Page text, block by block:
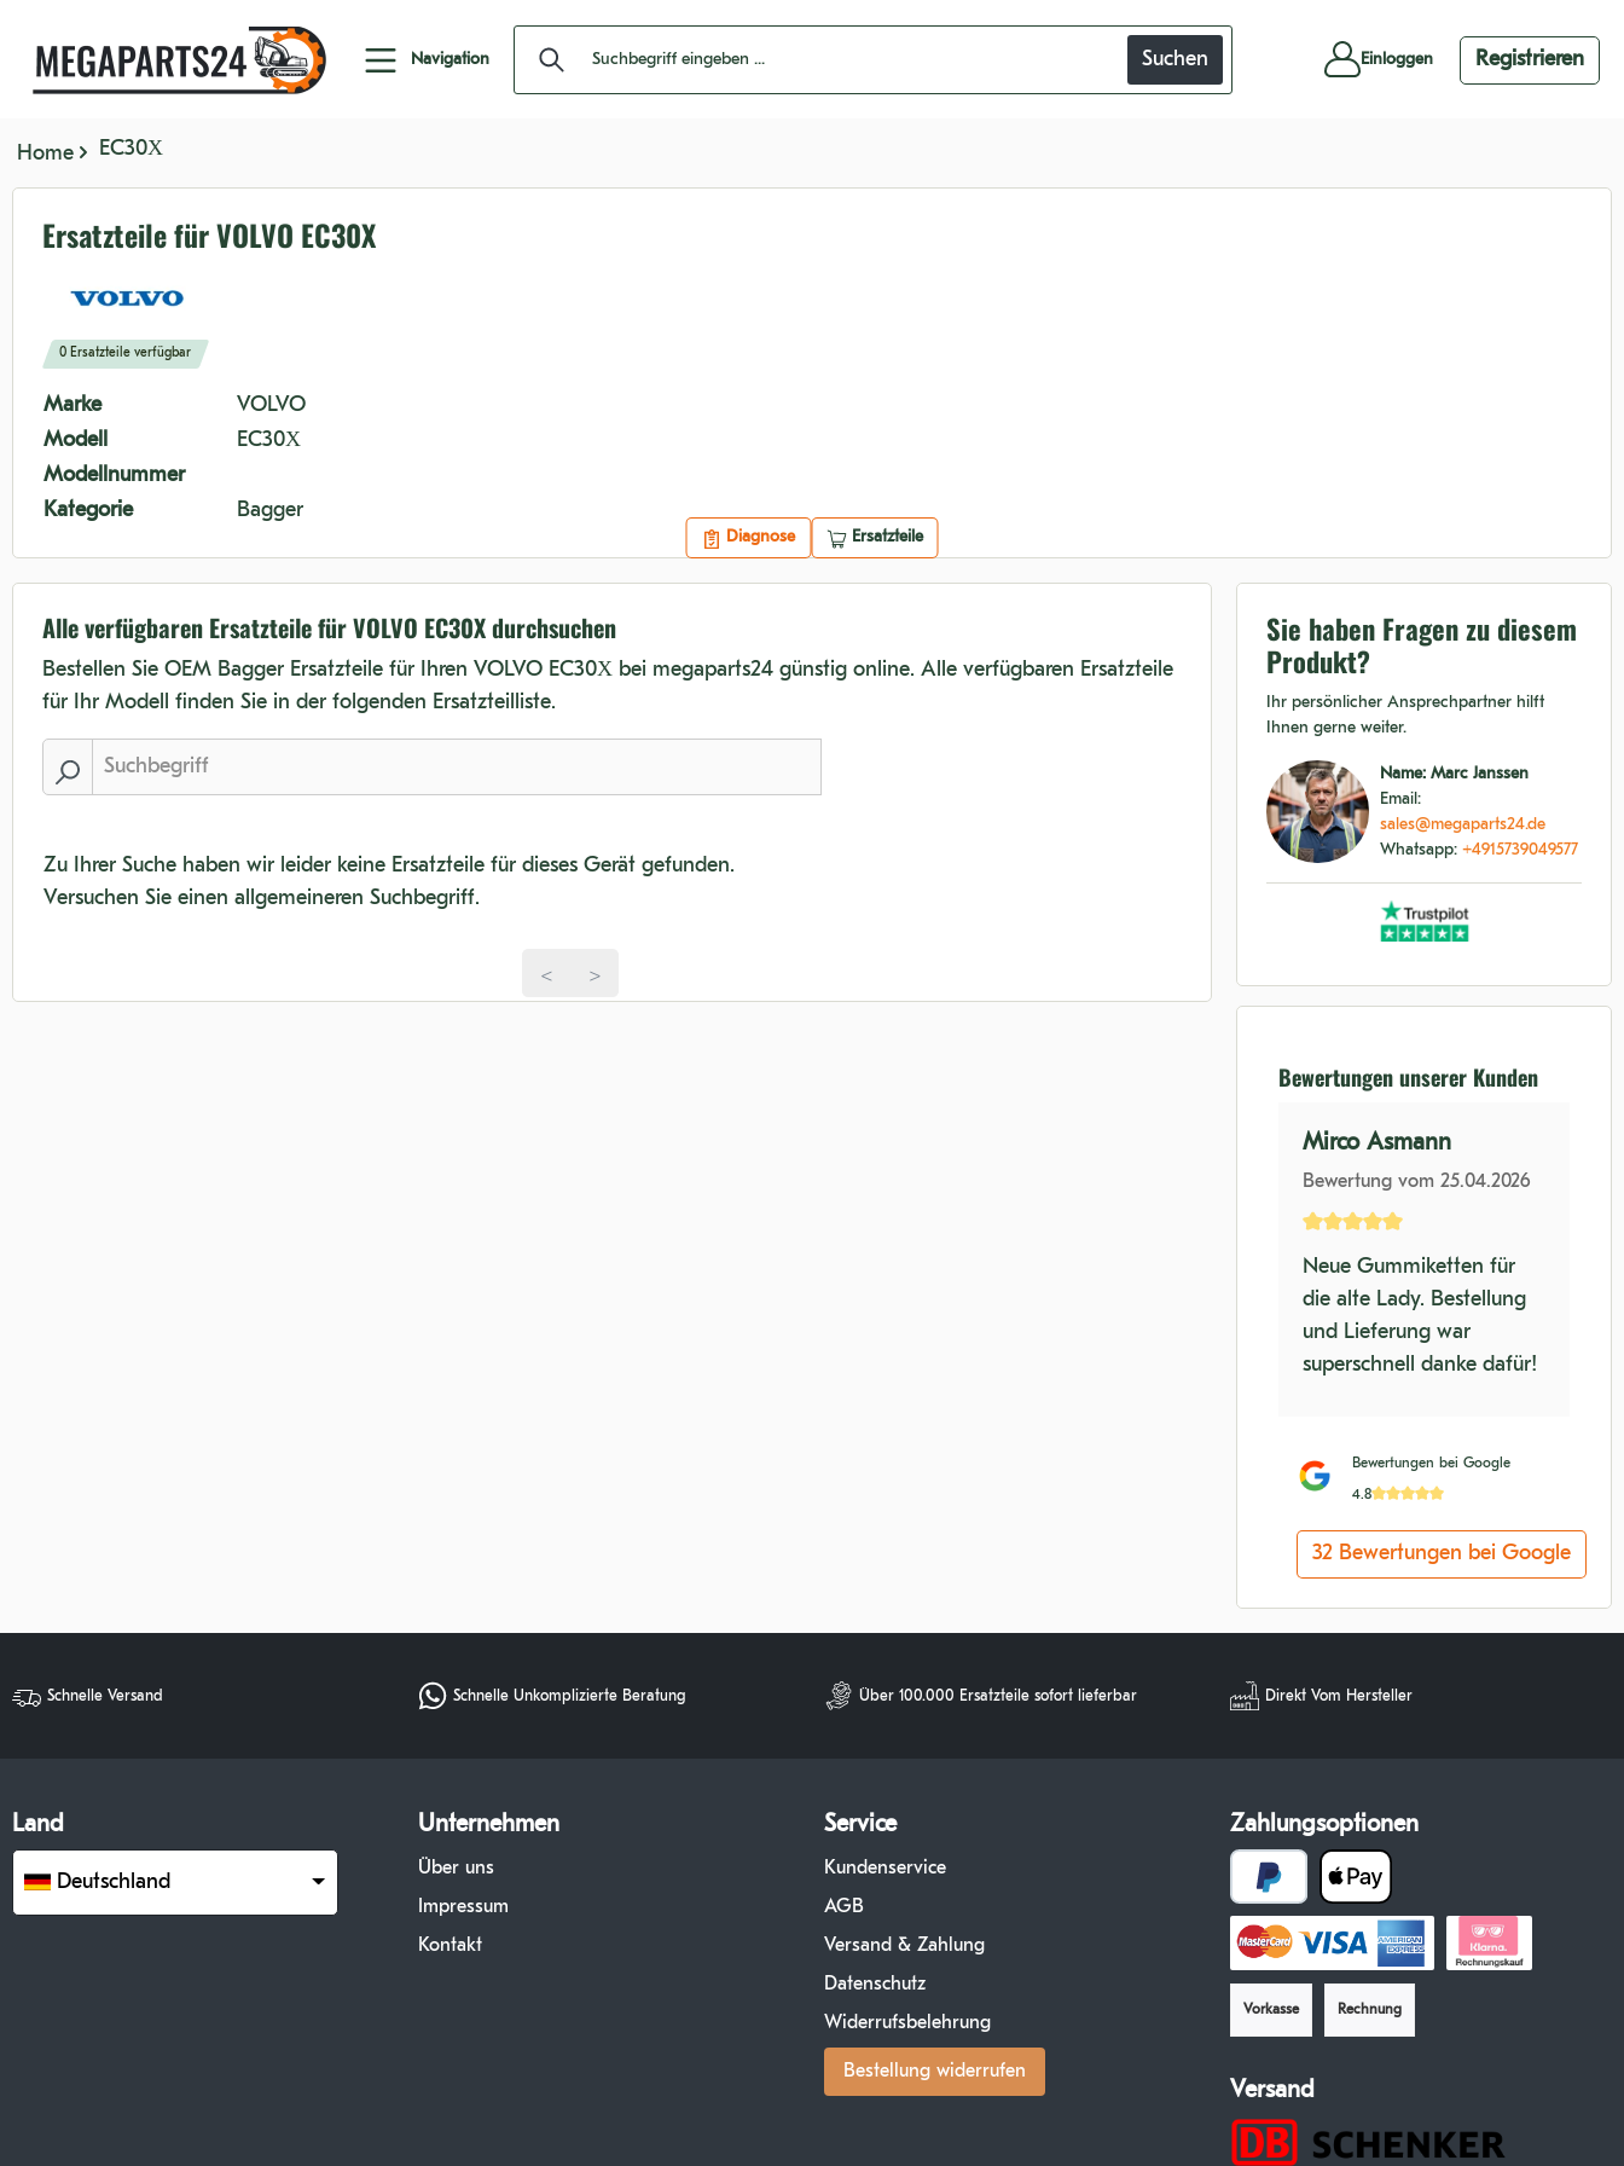
Navigation Suchen Einloggen Registrieren
Home EC30X
Ersatzteile für VOLVO EC30X
0 Ersatzteile verfügbar
Marke
VOLVO
Modell
EC30X
Modellnummer
Kategorie
Bagger
Diagnose Ersatzteile
Alle verfügbaren Ersatzteile für VOLVO EC30X durchsuchen
Bestellen Sie OEM Bagger Ersatzteile für Ihren VOLVO EC30X bei megaparts24 günstig online. Alle verfügbaren Ersatzteile
für Ihr Modell finden Sie in der folgenden Ersatzteilliste.
Zu Ihrer Suche haben wir leider keine Ersatzteile für dieses Gerät gefunden.
Versuchen Sie einen allgemeineren Suchbegriff.
< >
Sie haben Fragen zu diesem
Produkt?
Ihr persönlicher Ansprechpartner hilft
Ihnen gerne weiter.
Name: Marc Janssen
Email:
sales@megaparts24.de
Whatsapp: +4915739049577
Bewertungen unserer Kunden
Durchschnittliche Bewertung von 5 von 5 Sternen
Mirco Asmann
Bewertung vom 25.04.2026
Durchschnittliche Bewertung von
Neue Gummiketten für
die alte Lady. Bestellung
und Lieferung war
superschnell danke dafür!
Bewertungen bei Google
4.8
32 Bewertungen bei Google
Schnelle Versand Schnelle Unkomplizierte Beratung Über 100.000 Ersatzteile sofort lieferbar Direkt Vom Hersteller
Land
Deutschland
Unternehmen
Über uns
Impressum
Kontakt
Service
Kundenservice
AGB
Versand & Zahlung
Datenschutz
Widerrufsbelehrung
Bestellung widerrufen
Zahlungsoptionen
Vorkasse Rechnung
Versand